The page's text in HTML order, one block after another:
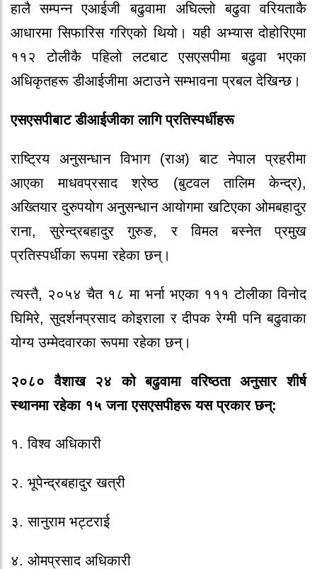
हालै सम्पन्न एआईजी बढुवामा अघिल्लो बढुवा वरियताकै
आधारमा सिफारिस गरिएको थियो। यही अभ्यास दोहोरिएमा
११२ टोलीकै पहिलो लटबाट एसएसपीमा बढुवा भएका
अधिकृतहरू डीआईजीमा अटाउने सम्भावना प्रबल देखिन्छ।
एसएसपीबाट डीआईजीका लागि प्रतिस्पर्धीहरू
राष्ट्रिय अनुसन्धान विभाग (राअ) बाट नेपाल प्रहरीमा
आएका माधवप्रसाद श्रेष्ठ (बुटवल तालिम केन्द्र),
अख्तियार दुरुपयोग अनुसन्धान आयोगमा खटिएका ओमबहादुर
राना, सुरेन्द्रबहादुर गुरुङ, र विमल बस्नेत प्रमुख
प्रतिस्पर्धीका रूपमा रहेका छन्।
त्यस्तै, २०५४ चैत १८ मा भर्ना भएका १११ टोलीका विनोद
घिमिरे, सुदर्शनप्रसाद कोइराला र दीपक रेग्मी पनि बढुवाका
योग्य उम्मेदवारका रूपमा रहेका छन्।
२०८० वैशाख २४ को बढुवामा वरिष्ठता अनुसार शीर्ष
स्थानमा रहेका १५ जना एसएसपीहरू यस प्रकार छन्:
१. विश्व अधिकारी
२. भूपेन्द्रबहादुर खत्री
३. सानुराम भट्टराई
४. ओमप्रसाद अधिकारी